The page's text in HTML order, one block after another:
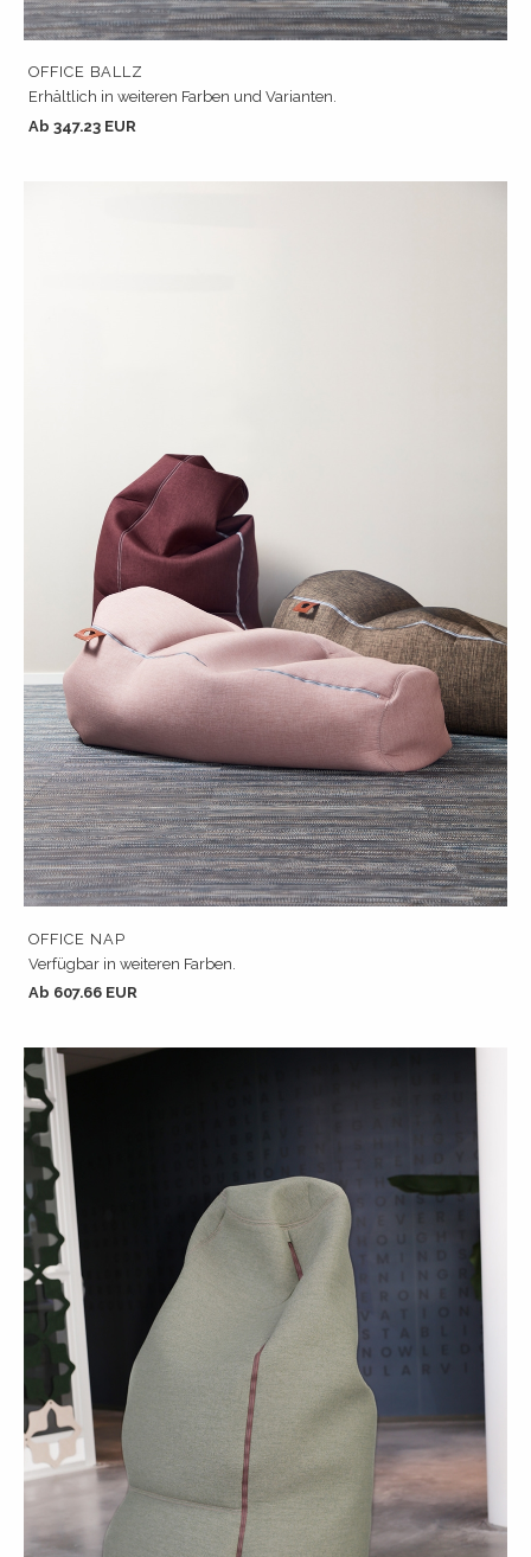
OFFICE BALLZ
Erhältlich in weiteren Farben und Varianten.
Ab 347.23 EUR
OFFICE NAP
Verfügbar in weiteren Farben.
Ab 607.66 EUR